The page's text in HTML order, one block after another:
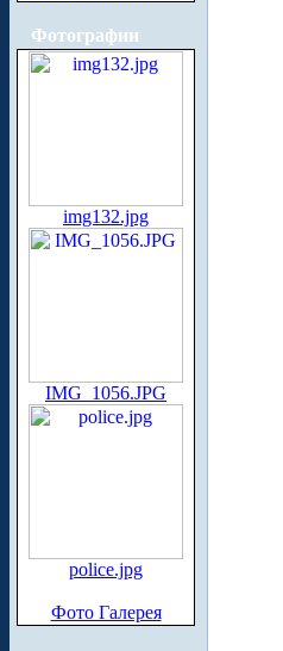
Фотографии
img132.jpg
IMG_1056.JPG
police.jpg
Фото Галерея